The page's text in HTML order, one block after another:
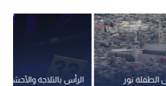
الرأس بالثلاجة والأحشاء
الطفلة نور